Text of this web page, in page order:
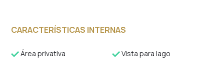
CARACTERÍSTICAS INTERNAS
Área privativa Vista para lago